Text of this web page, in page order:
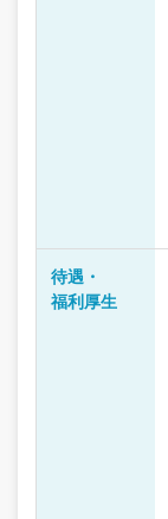
待遇・
福利厚生